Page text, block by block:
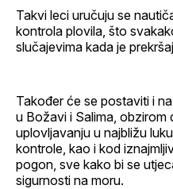
Takvi leci uručuju se
kontrola plovila, što
slučajevima kada je
Također će se postaviti i
u Božavi i Salima, obzirom
uplovljavanju u najbližu
kontrole, kao i kod
pogon, sve kako bi se
sigurnosti na moru.